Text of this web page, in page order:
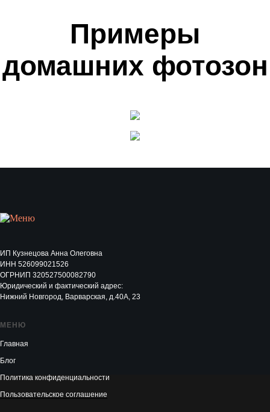
Примеры
домашних фотозон
ИП Кузнецова Анна Олеговна
ИНН 526099021526
ОГРНИП 320527500082790
Юридический и фактический адрес:
Нижний Новгород, Варварская, д.40А, 23
МЕНЮ
Главная
Блог
Политика конфиденциальности
Пользовательское соглашение